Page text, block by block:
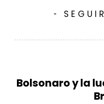
-
Bolsonaro y la